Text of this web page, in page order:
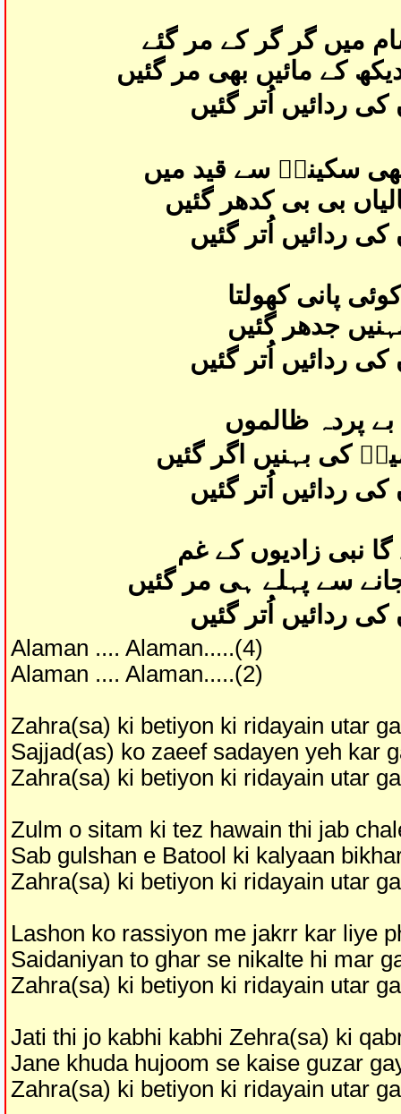
میں گر گر كے مر گئے
كے مائیں بھی مر گئیں
ردائیں اُتر گئیں
سكینہؑ سے قید میں
بی بی کدھر گئیں
ردائیں اُتر گئیں
کوئی پانی کھولتا
جدھر گئیں
ردائیں اُتر گئیں
بے پردہ ظالموں
کی بہنیں اگر گئیں
ردائیں اُتر گئیں
نبی زادیوں كے غم
سے پہلے ہی مر گئیں
ردائیں اُتر گئیں
Alaman .... Alaman.....(4)
Alaman .... Alaman.....(2)
Zahra(sa) ki betiyon ki ridayain utar
Sajjad(as) ko zaeef sadayen yeh kar
Zahra(sa) ki betiyon ki ridayain utar
Zulm o sitam ki tez hawain thi jab
Sab gulshan e Batool ki kalyaan
Zahra(sa) ki betiyon ki ridayain utar
Lashon ko rassiyon me jakrr kar liye
Saidaniyan to ghar se nikalte hi mar
Zahra(sa) ki betiyon ki ridayain utar
Jati thi jo kabhi kabhi Zehra(sa) ki
Jane khuda hujoom se kaise guzar
Zahra(sa) ki betiyon ki ridayain utar